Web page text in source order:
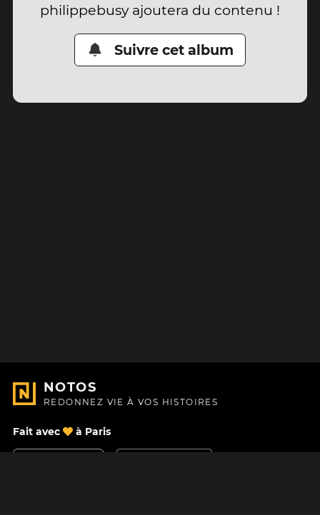
philippebusy ajoutera du contenu !
Suivre cet album
NOTOS
REDONNEZ VIE À VOS HISTOIRES
Fait avec à Paris